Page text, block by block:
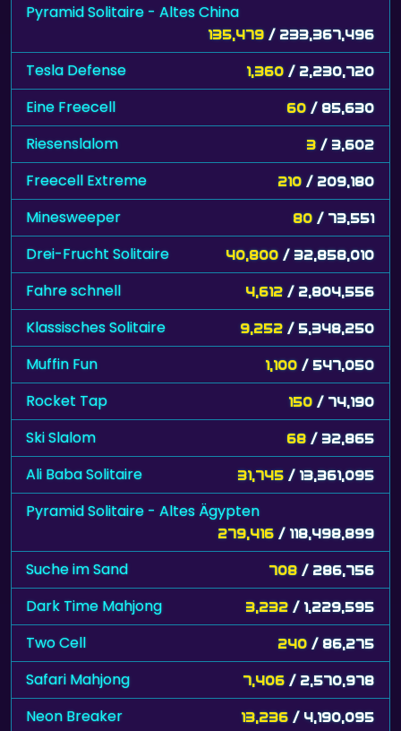
Pyramid Solitaire - Altes China
135,479 / 233,367,496
Tesla Defense 1,360 / 2,230,720
Eine Freecell 60 / 85,630
Riesenslalom 3 / 3,602
Freecell Extreme 210 / 209,180
Minesweeper 80 / 73,551
Drei-Frucht Solitaire 40,800 / 32,858,010
Fahre schnell 4,612 / 2,804,556
Klassisches Solitaire 9,252 / 5,348,250
Muffin Fun 1,100 / 547,050
Rocket Tap 150 / 74,190
Ski Slalom 68 / 32,865
Ali Baba Solitaire 31,745 / 13,361,095
Pyramid Solitaire - Altes Ägypten
279,416 / 118,498,899
Suche im Sand 708 / 286,756
Dark Time Mahjong 3,232 / 1,229,595
Two Cell 240 / 86,275
Safari Mahjong 7,406 / 2,570,978
Neon Breaker 13,236 / 4,190,095